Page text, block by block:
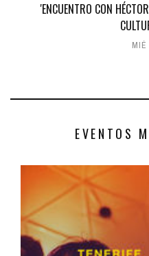
'ENCUENTRO CON
MIÉ
EVENTOS